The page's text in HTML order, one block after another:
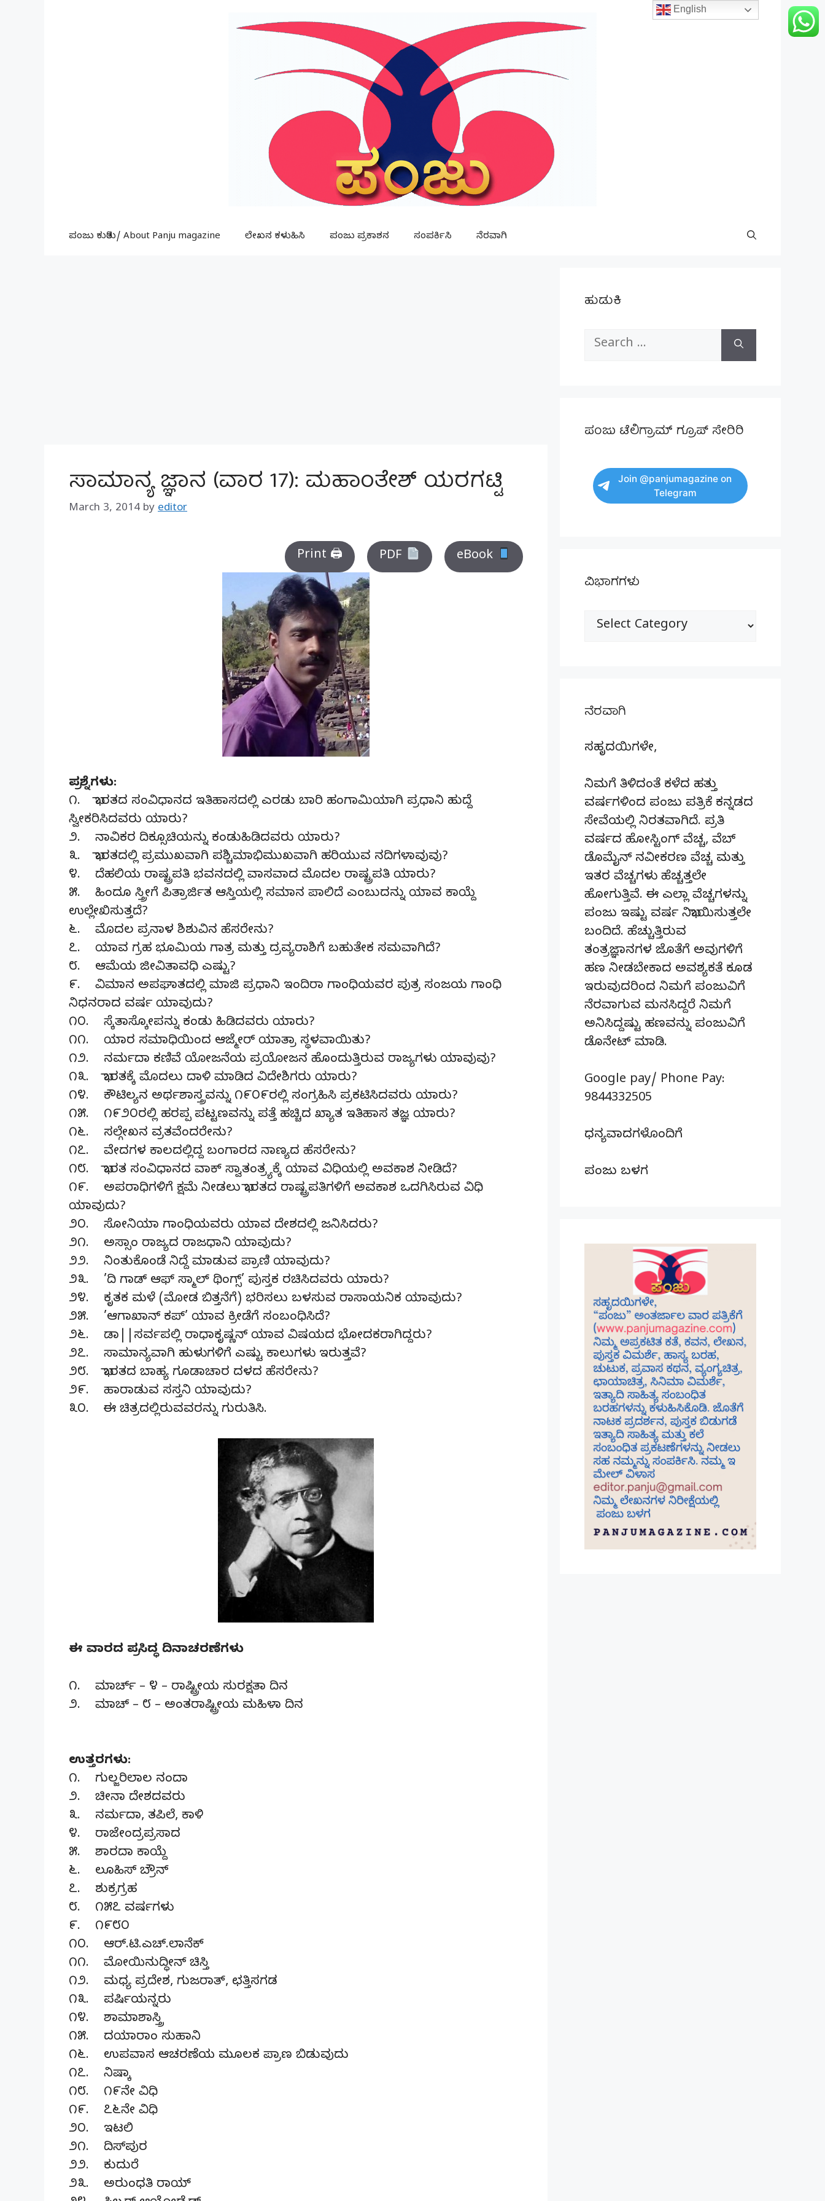
ಪಂಜು ಕುರಿತು/ About Panju magazine ಲೇಖನ ಕಳುಹಿಸಿ ಪಂಜು ಪ್ರಕಾಶನ ಸಂಪರ್ಕಿಸಿ ನೆರವಾಗಿ
ಸಾಮಾನ್ಯ ಜ್ಞಾನ (ವಾರ 17): ಮಹಾಂತೇಶ್ ಯರಗಟ್ಟಿ
March 3, 2014 by editor
Print 🖨 PDF eBook
ಪ್ರಶ್ನೆಗಳು:
೧. ಭಾರತದ ಸಂವಿಧಾನದ ಇತಿಹಾಸದಲ್ಲಿ ಎರಡು ಬಾರಿ ಹಂಗಾಮಿಯಾಗಿ ಪ್ರಧಾನಿ ಹುದ್ದೆ
ಸ್ವೀಕರಿಸಿದವರು ಯಾರು?
೨. ನಾವಿಕರ ದಿಕ್ಸೂಚಿಯನ್ನು ಕಂಡುಹಿಡಿದವರು ಯಾರು?
೩. ಭಾರತದಲ್ಲಿ ಪ್ರಮುಖವಾಗಿ ಪಶ್ಚಿಮಾಭಿಮುಖವಾಗಿ ಹರಿಯುವ ನದಿಗಳಾವುವು?
೪. ದೆಹಲಿಯ ರಾಷ್ಟ್ರಪತಿ ಭವನದಲ್ಲಿ ವಾಸವಾದ ಮೊದಲ ರಾಷ್ಟ್ರಪತಿ ಯಾರು?
೫. ಹಿಂದೂ ಸ್ತ್ರೀಗೆ ಪಿತ್ರಾರ್ಜಿತ ಆಸ್ತಿಯಲ್ಲಿ ಸಮಾನ ಪಾಲಿದೆ ಎಂಬುದನ್ನು ಯಾವ ಕಾಯ್ದೆ
ಉಲ್ಲೇಖಿಸುತ್ತದೆ?
೬. ಮೊದಲ ಪ್ರನಾಳ ಶಿಶುವಿನ ಹೆಸರೇನು?
೭. ಯಾವ ಗ್ರಹ ಭೂಮಿಯ ಗಾತ್ರ ಮತ್ತು ದ್ರವ್ಯರಾಶಿಗೆ ಬಹುತೇಕ ಸಮವಾಗಿದೆ?
೮. ಆಮೆಯ ಜೀವಿತಾವಧಿ ಎಷ್ಟು?
೯. ವಿಮಾನ ಅಪಘಾತದಲ್ಲಿ ಮಾಜಿ ಪ್ರಧಾನಿ ಇಂದಿರಾ ಗಾಂಧಿಯವರ ಪುತ್ರ ಸಂಜಯ ಗಾಂಧಿ
ನಿಧನರಾದ ವರ್ಷ ಯಾವುದು?
೧೦. ಸ್ಕೆತಾಸ್ಕೋಪನ್ನು ಕಂಡು ಹಿಡಿದವರು ಯಾರು?
೧೧. ಯಾರ ಸಮಾಧಿಯಿಂದ ಆಜ್ಮೇರ್ ಯಾತ್ರಾ ಸ್ಥಳವಾಯಿತು?
೧೨. ನರ್ಮದಾ ಕಣಿವೆ ಯೋಜನೆಯ ಪ್ರಯೋಜನ ಹೊಂದುತ್ತಿರುವ ರಾಜ್ಯಗಳು ಯಾವುವು?
೧೩. ಭಾರತಕ್ಕೆ ಮೊದಲು ದಾಳಿ ಮಾಡಿದ ವಿದೇಶಿಗರು ಯಾರು?
೧೪. ಕೌಟಿಲ್ಯನ ಅರ್ಥಶಾಸ್ತ್ರವನ್ನು ೧೯೦೯ರಲ್ಲಿ ಸಂಗ್ರಹಿಸಿ ಪ್ರಕಟಿಸಿದವರು ಯಾರು?
೧೫. ೧೯೨೦ರಲ್ಲಿ ಹರಪ್ಪ ಪಟ್ಟಣವನ್ನು ಪತ್ತೆ ಹಚ್ಚಿದ ಖ್ಯಾತ ಇತಿಹಾಸ ತಜ್ಞ ಯಾರು?
೧೬. ಸಲ್ಗೇಖನ ವ್ರತವೆಂದರೇನು?
೧೭. ವೇದಗಳ ಕಾಲದಲ್ಲಿದ್ದ ಬಂಗಾರದ ನಾಣ್ಯದ ಹೆಸರೇನು?
೧೮. ಭಾರತ ಸಂವಿಧಾನದ ವಾಕ್ ಸ್ವಾತಂತ್ರ್ಯಕ್ಕೆ ಯಾವ ವಿಧಿಯಲ್ಲಿ ಅವಕಾಶ ನೀಡಿದೆ?
೧೯. ಅಪರಾಧಿಗಳಿಗೆ ಕ್ಷಮೆ ನೀಡಲು ಭಾರತದ ರಾಷ್ಟ್ರಪತಿಗಳಿಗೆ ಅವಕಾಶ ಒದಗಿಸಿರುವ ವಿಧಿ
ಯಾವುದು?
೨೦. ಸೋನಿಯಾ ಗಾಂಧಿಯವರು ಯಾವ ದೇಶದಲ್ಲಿ ಜನಿಸಿದರು?
೨೧. ಅಸ್ಸಾಂ ರಾಜ್ಯದ ರಾಜಧಾನಿ ಯಾವುದು?
೨೨. ನಿಂತುಕೊಂಡೆ ನಿದ್ದೆ ಮಾಡುವ ಪ್ರಾಣಿ ಯಾವುದು?
೨೩. ’ದಿ ಗಾಡ್ ಆಫ್ ಸ್ಮಾಲ್ ಥಿಂಗ್ಸ್’ ಪುಸ್ತಕ ರಚಿಸಿದವರು ಯಾರು?
೨೪. ಕೃತಕ ಮಳೆ (ಮೋಡ ಬಿತ್ತನೆಗೆ) ಭರಿಸಲು ಬಳಸುವ ರಾಸಾಯನಿಕ ಯಾವುದು?
೨೫. ’ಆಗಾಖಾನ್ ಕಪ್’ ಯಾವ ಕ್ರೀಡೆಗೆ ಸಂಬಂಧಿಸಿದೆ?
೨೬. ಡಾ||ಸರ್ವಪಲ್ಲಿ ರಾಧಾಕೃಷ್ಣನ್ ಯಾವ ವಿಷಯದ ಭೋದಕರಾಗಿದ್ದರು?
೨೭. ಸಾಮಾನ್ಯವಾಗಿ ಹುಳುಗಳಿಗೆ ಎಷ್ಟು ಕಾಲುಗಳು ಇರುತ್ತವೆ?
೨೮. ಭಾರತದ ಬಾಹ್ಯ ಗೂಡಾಚಾರ ದಳದ ಹೆಸರೇನು?
೨೯. ಹಾರಾಡುವ ಸಸ್ತನಿ ಯಾವುದು?
೩೦. ಈ ಚಿತ್ರದಲ್ಲಿರುವವರನ್ನು ಗುರುತಿಸಿ.
ಈ ವಾರದ ಪ್ರಸಿದ್ಧ ದಿನಾಚರಣೆಗಳು
೧. ಮಾರ್ಚ್ – ೪ – ರಾಷ್ಟ್ರೀಯ ಸುರಕ್ಷತಾ ದಿನ
೨. ಮಾಚ್ – ೮ – ಅಂತರಾಷ್ಟ್ರೀಯ ಮಹಿಳಾ ದಿನ
ಉತ್ತರಗಳು:
೧. ಗುಲ್ಜರಿಲಾಲ ನಂದಾ
೨. ಚೀನಾ ದೇಶದವರು
೩. ನರ್ಮದಾ, ತಪಿಲೆ, ಕಾಳಿ
೪. ರಾಜೇಂದ್ರಪ್ರಸಾದ
೫. ಶಾರದಾ ಕಾಯ್ದೆ
೬. ಲೂಹಿಸ್ ಬ್ರೌನ್
೭. ಶುಕ್ರಗ್ರಹ
೮. ೧೫೭ ವರ್ಷಗಳು
೯. ೧೯೮೦
೧೦. ಆರ್.ಟಿ.ಎಚ್.ಲಾನೆಕ್
೧೧. ಮೋಯಿನುದ್ಧೀನ್ ಚಿಸ್ತಿ
೧೨. ಮಧ್ಯ ಪ್ರದೇಶ, ಗುಜರಾತ್, ಛತ್ತಿಸಗಡ
೧೩. ಪರ್ಷಿಯನ್ನರು
೧೪. ಶಾಮಾಶಾಸ್ತ್ರಿ
೧೫. ದಯಾರಾಂ ಸುಹಾನಿ
೧೬. ಉಪವಾಸ ಆಚರಣೆಯ ಮೂಲಕ ಪ್ರಾಣ ಬಿಡುವುದು
೧೭. ನಿಷ್ಕಾ
೧೮. ೧೯ನೇ ವಿಧಿ
೧೯. ೭೬ನೇ ವಿಧಿ
೨೦. ಇಟಲಿ
೨೧. ದಿಸ್‌ಪುರ
೨೨. ಕುದುರೆ
೨೩. ಅರುಂಧತಿ ರಾಯ್
ಹುಡುಕಿ
Search
ಪಂಜು ಟೆಲಿಗ್ರಾಮ್ ಗ್ರೂಪ್ ಸೇರಿರಿ
Join @panjumagazine on
Telegram
ವಿಭಾಗಗಳು
ವಿಭಾಗಗಳು
ನೆರವಾಗಿ
ಸಹೃದಯಿಗಳೇ,
ನಿಮಗೆ ತಿಳಿದಂತೆ ಕಳೆದ ಹತ್ತು
ವರ್ಷಗಳಿಂದ ಪಂಜು ಪತ್ರಿಕೆ ಕನ್ನಡದ
ಸೇವೆಯಲ್ಲಿ ನಿರತವಾಗಿದೆ. ಪ್ರತಿ
ವರ್ಷದ ಹೋಸ್ಟಿಂಗ್‌ ವೆಚ್ಚ, ವೆಬ್‌
ಡೊಮೈನ್‌ ನವೀಕರಣ ವೆಚ್ಚ ಮತ್ತು
ಇತರ ವೆಚ್ಚಗಳು ಹೆಚ್ಚತ್ತಲೇ
ಹೋಗುತ್ತಿವೆ. ಈ ಎಲ್ಲಾ ವೆಚ್ಚಗಳನ್ನು
ಪಂಜು ಇಷ್ಟು ವರ್ಷ ನಿಭಾಯಿಸುತ್ತಲೇ
ಬಂದಿದೆ. ಹೆಚ್ಚುತ್ತಿರುವ
ತಂತ್ರಜ್ಞಾನಗಳ ಜೊತೆಗೆ ಅವುಗಳಿಗೆ
ಹಣ ನೀಡಬೇಕಾದ ಅವಶ್ಯಕತೆ ಕೂಡ
ಇರುವುದರಿಂದ ನಿಮಗೆ ಪಂಜುವಿಗೆ
ನೆರವಾಗುವ ಮನಸಿದ್ದರೆ ನಿಮಗೆ
ಅನಿಸಿದ್ದಷ್ಟು ಹಣವನ್ನು ಪಂಜುವಿಗೆ
ಡೊನೇಟ್‌ ಮಾಡಿ.
Google pay/ Phone Pay:
9844332505
ಧನ್ಯವಾದಗಳೊಂದಿಗೆ
ಪಂಜು ಬಳಗ
English